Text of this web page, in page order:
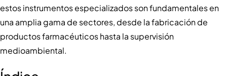
estos instrumentos especializados son fundamentales en
una amplia gama de sectores, desde la fabricación de
productos farmacéuticos hasta la supervisión
medioambiental.